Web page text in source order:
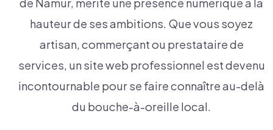
de Namur, mérite une présence numérique à la
hauteur de ses ambitions. Que vous soyez
artisan, commerçant ou prestataire de
services, un site web professionnel est devenu
incontournable pour se faire connaître au-delà
du bouche-à-oreille local.